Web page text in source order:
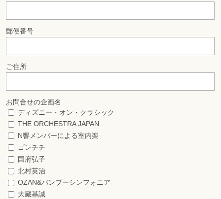
郵便番号
ご住所
お問合せの企画名
ディズニー・オン・クラシック
THE ORCHESTRA JAPAN
N響メンバーによる室内楽
ゴンチチ
国府弘子
北村英治
OZAN&バンブーシンフォニア
大藏基誠